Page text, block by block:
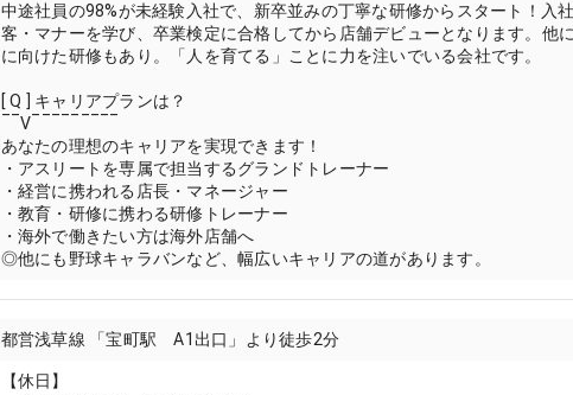
中途社員の98%が未経験入社で、新卒並みの丁寧な研修からスタート！入
客・マナーを学び、卒業検定に合格してから店舗デビューとなります。他
に向けた研修もあり。「人を育てる」ことに力を注いでいる会社です。
[ Q ] キャリアプランは？
‾‾V‾‾‾‾‾‾‾‾‾
あなたの理想のキャリアを実現できます！
・アスリートを専属で担当するグランドトレーナー
・経営に携われる店長・マネージャー
・教育・研修に携わる研修トレーナー
・海外で働きたい方は海外店舗へ
◎他にも野球キャラバンなど、幅広いキャリアの道があります。
都営浅草線 「宝町駅 A1出口」より徒歩2分
【休日】